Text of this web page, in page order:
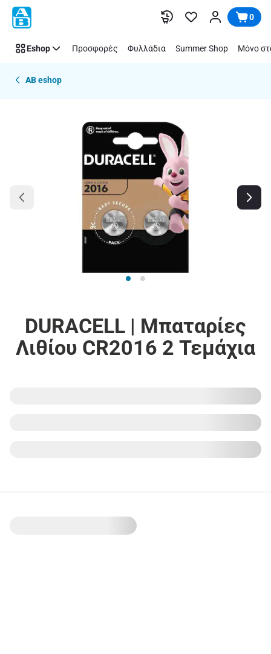
Παράλειψη 0
Eshop Προσφορές Φυλλάδια Summer Shop Μόνο
AB eshop
DURACELL | Μπαταρίες
Λιθίου CR2016 2 Τεμάχια